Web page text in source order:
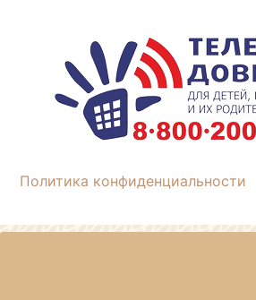
Политика конфиденциальности